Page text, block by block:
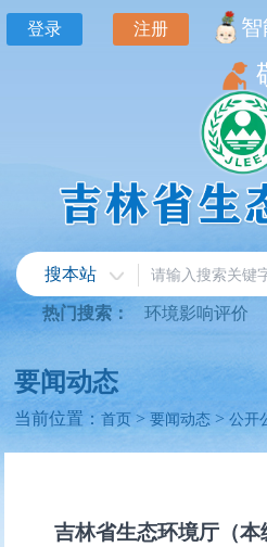
登录 注册
搜本站
热门搜索： 环境影响评价
要闻动态
当前位置：首页>要闻动态 >公开
吉林省生态环境厅（